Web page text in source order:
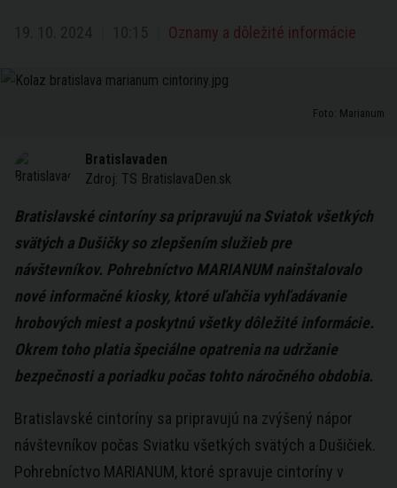
Oznamy a dôležité informácie
Foto: Marianum
Bratislavaden
Zdroj: TS BratislavaDen.sk
Bratislavské cintoríny sa pripravujú na Sviatok všetkých
svätých a Dušičky so zlepšením služieb pre
návštevníkov. Pohrebníctvo MARIANUM nainštalovalo
nové informačné kiosky, ktoré uľahčia vyhľadávanie
hrobových miest a poskytnú všetky dôležité informácie.
Okrem toho platia špeciálne opatrenia na udržanie
bezpečnosti a poriadku počas tohto náročného obdobia.
Bratislavské cintoríny sa pripravujú na zvýšený nápor
návštevníkov počas Sviatku všetkých svätých a Dušičiek.
Pohrebníctvo MARIANUM, ktoré spravuje cintoríny v